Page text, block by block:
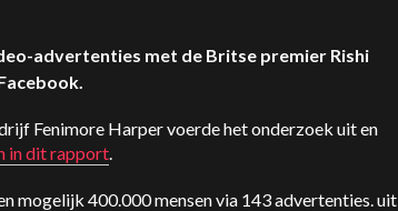
advertenties met de Britse premier Rishi
Fenimore Harper voerde het onderzoek uit en
in dit rapport.
mogelijk 400.000 mensen via 143 advertenties.uit